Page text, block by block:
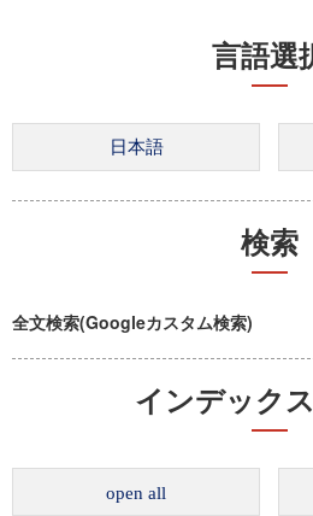
言語選
検索
全文検索(Googleカスタム検索)
インデック
open all